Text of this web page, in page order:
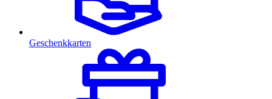
Geschenkkarten